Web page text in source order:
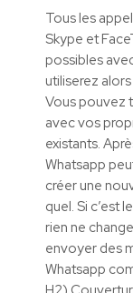
Tous les
Skype et
possibles
utiliserez
Vous pouvez
avec vos
existants.
Whatsapp
créer une
quel. Si c’est
rien ne
envoyer des
Whatsapp